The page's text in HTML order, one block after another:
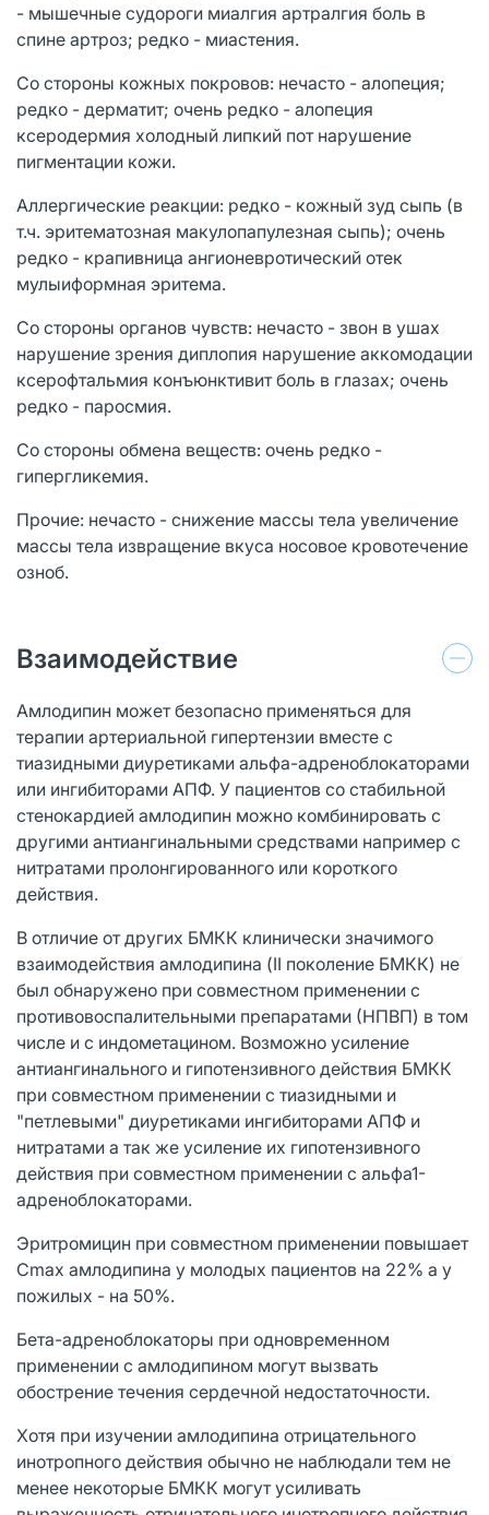
- мышечные судороги миалгия артралгия боль в
спине артроз; редко - миастения.
Со стороны кожных покровов: нечасто - алопеция;
редко - дерматит; очень редко - алопеция
ксеродермия холодный липкий пот нарушение
пигментации кожи.
Аллергические реакции: редко - кожный зуд сыпь (в
т.ч. эритематозная макулопапулезная сыпь); очень
редко - крапивница ангионевротический отек
мулыиформная эритема.
Со стороны органов чувств: нечасто - звон в ушах
нарушение зрения диплопия нарушение аккомодации
ксерофтальмия конъюнктивит боль в глазах; очень
редко - паросмия.
Со стороны обмена веществ: очень редко -
гипергликемия.
Прочие: нечасто - снижение массы тела увеличение
массы тела извращение вкуса носовое кровотечение
озноб.
Взаимодействие
Амлодипин может безопасно применяться для
терапии артериальной гипертензии вместе с
тиазидными диуретиками альфа-адреноблокаторами
или ингибиторами АПФ. У пациентов со стабильной
стенокардией амлодипин можно комбинировать с
другими антиангинальными средствами например с
нитратами пролонгированного или короткого
действия.
В отличие от других БМКК клинически значимого
взаимодействия амлодипина (II поколение БМКК) не
был обнаружено при совместном применении с
противовоспалительными препаратами (НПВП) в том
числе и с индометацином. Возможно усиление
антиангинального и гипотензивного действия БМКК
при совместном применении с тиазидными и
"петлевыми" диуретиками ингибиторами АПФ и
нитратами а так же усиление их гипотензивного
действия при совместном применении с альфа1-
адреноблокаторами.
Эритромицин при совместном применении повышает
Сmах амлодипина у молодых пациентов на 22% а у
пожилых - на 50%.
Бета-адреноблокаторы при одновременном
применении с амлодипином могут вызвать
обострение течения сердечной недостаточности.
Хотя при изучении амлодипина отрицательного
инотропного действия обычно не наблюдали тем не
менее некоторые БМКК могут усиливать